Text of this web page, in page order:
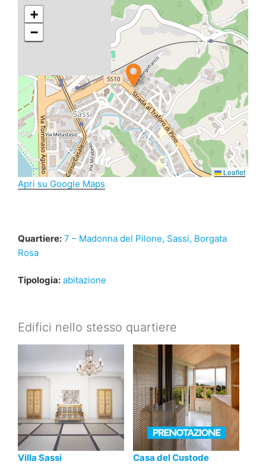
+
−
Leaflet
Apri su Google Maps
Quartiere: 7 – Madonna del Pilone, Sassi, Borgata
Rosa
Tipologia: abitazione
Edifici nello stesso quartiere
Villa Sassi Casa del Custode